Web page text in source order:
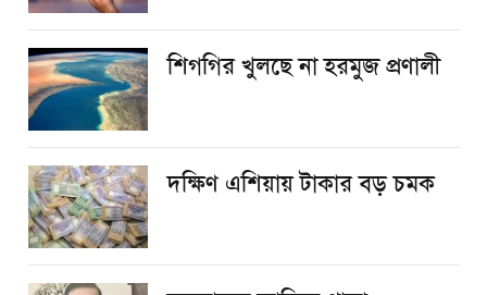
শিগগির খুলছে না হরমুজ প্রণালী
দক্ষিণ এশিয়ায় টাকার বড় চমক